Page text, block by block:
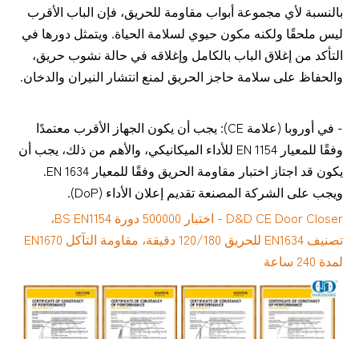
بالنسبة لأي مجموعة أبواب مقاومة للحريق، فإن الباب الأقرب
ليس ملحقًا ولكنه مكون حيوي لسلامة الحياة. ويتمثل دورها في
التأكد من إغلاق الباب بالكامل وإغلاقه في حالة نشوب حريق،
والحفاظ على سلامة حاجز الحريق لمنع انتشار النيران والدخان.
- في أوروبا (علامة CE): يجب أن يكون الجهاز الأقرب معتمدًا
وفقًا للمعيار EN 1154 للأداء الميكانيكي، والأهم من ذلك، يجب أن
يكون قد اجتاز اختبار مقاومة الحريق وفقًا للمعيار EN 1634.
ويجب على الشركة المصنعة تقديم إعلان الأداء (DoP).
D&D CE Door Closer - اختبار 500000 دورة BS EN1154،
تصنيف EN1634 للحريق 120/180 دقيقة، مقاومة التآكل EN1670
لمدة 240 ساعة